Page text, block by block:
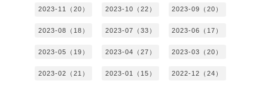
2023-11（20） 2023-10（22） 2023-09（20）
2023-08（18） 2023-07（33） 2023-06（17）
2023-05（19） 2023-04（27） 2023-03（20）
2023-02（21） 2023-01（15） 2022-12（24）